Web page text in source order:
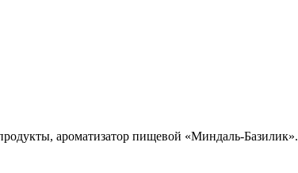
ароматизатор пищевой «Миндаль-Базилик».